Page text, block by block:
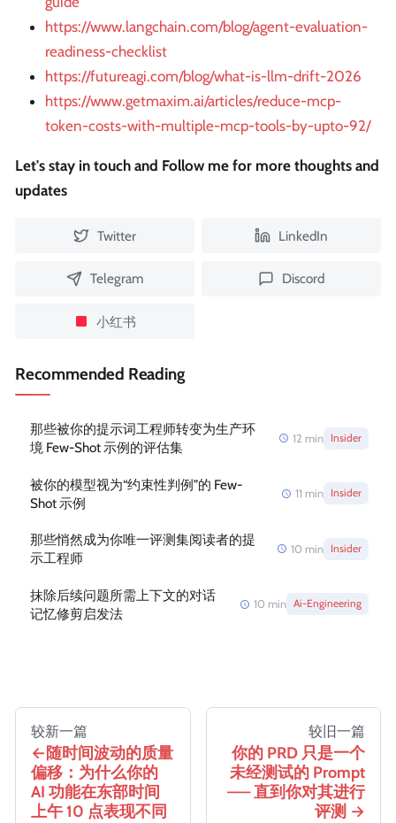
https://www.langchain.com/blog/agent-evaluation-
readiness-checklist
https://futureagi.com/blog/what-is-llm-drift-2026
https://www.getmaxim.ai/articles/reduce-mcp-
token-costs-with-multiple-mcp-tools-by-upto-92/
Let's stay in touch and Follow me for more thoughts and
updates
Twitter LinkedIn
Telegram Discord
小红书
Recommended Reading
那些被你的提示词工程师转变为生产环
境 Few-Shot 示例的评估集
12 min Insider
被你的模型视为“约束性判例”的 Few-
Shot 示例
11 min Insider
那些悄然成为你唯一评测集阅读者的提
示工程师
10 min Insider
抹除后续问题所需上下文的对话
记忆修剪启发法
10 min Ai-Engineering
较新一篇
随时间波动的质量
偏移：为什么你的
AI 功能在东部时间
上午 10 点表现不同
较旧一篇
你的 PRD 只是一个
未经测试的 Prompt
—— 直到你对其进行
评测